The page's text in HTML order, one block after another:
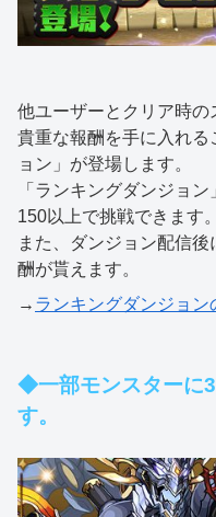
他ユーザーとクリア時の
貴重な報酬を手に入れ
ョン」が登場します。
「ランキングダンジョ
150以上で挑戦できます。
また、ダンジョン配信
酬が貰えます。
→ ランキングダンジョン
◆一部モンスターに
す。